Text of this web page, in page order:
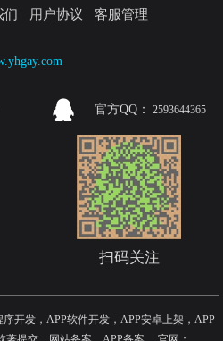
们 用户协议 客服管理
官方QQ： 2593644365
扫码关注
开发，APP软件开发，APP安卓上架，APP